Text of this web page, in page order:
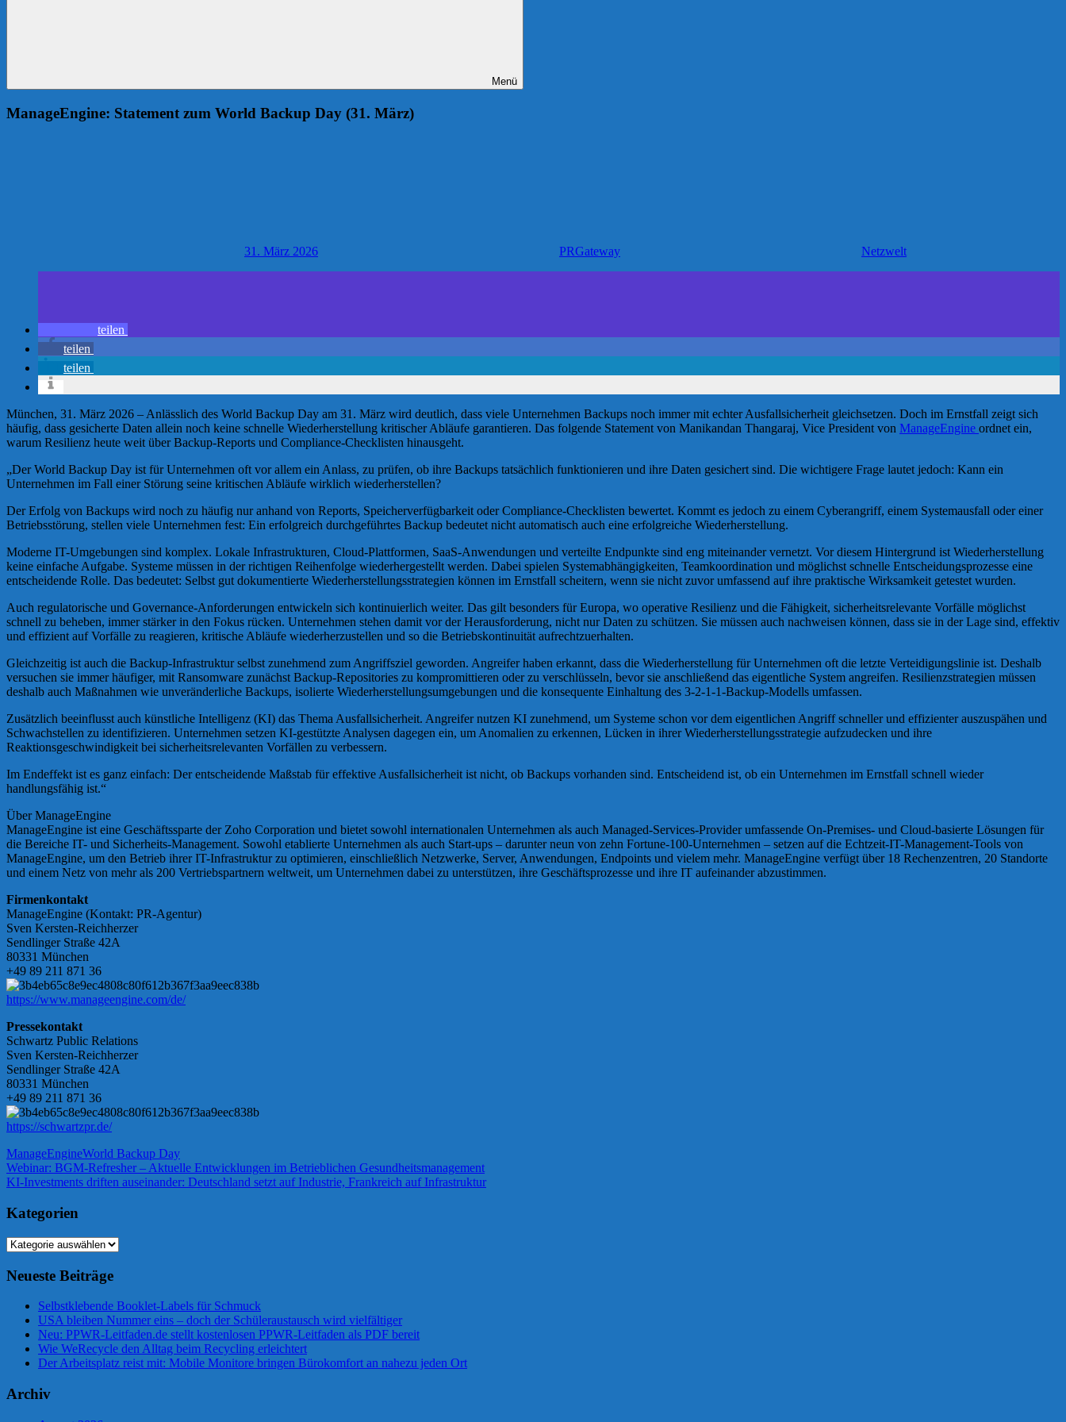
Menü
ManageEngine: Statement zum World Backup Day (31. März)
31. März 2026 PRGateway Netzwelt
teilen
teilen
teilen
München, 31. März 2026 – Anlässlich des World Backup Day am 31. März wird deutlich, dass viele Unternehmen Backups noch immer mit echter Ausfallsicherheit gleichsetzen. Doch im Ernstfall zeigt sich
häufig, dass gesicherte Daten allein noch keine schnelle Wiederherstellung kritischer Abläufe garantieren. Das folgende Statement von Manikandan Thangaraj, Vice President von ManageEngine ordnet ein,
warum Resilienz heute weit über Backup-Reports und Compliance-Checklisten hinausgeht.
„Der World Backup Day ist für Unternehmen oft vor allem ein Anlass, zu prüfen, ob ihre Backups tatsächlich funktionieren und ihre Daten gesichert sind. Die wichtigere Frage lautet jedoch: Kann ein
Unternehmen im Fall einer Störung seine kritischen Abläufe wirklich wiederherstellen?
Der Erfolg von Backups wird noch zu häufig nur anhand von Reports, Speicherverfügbarkeit oder Compliance-Checklisten bewertet. Kommt es jedoch zu einem Cyberangriff, einem Systemausfall oder einer
Betriebsstörung, stellen viele Unternehmen fest: Ein erfolgreich durchgeführtes Backup bedeutet nicht automatisch auch eine erfolgreiche Wiederherstellung.
Moderne IT-Umgebungen sind komplex. Lokale Infrastrukturen, Cloud-Plattformen, SaaS-Anwendungen und verteilte Endpunkte sind eng miteinander vernetzt. Vor diesem Hintergrund ist Wiederherstellung
keine einfache Aufgabe. Systeme müssen in der richtigen Reihenfolge wiederhergestellt werden. Dabei spielen Systemabhängigkeiten, Teamkoordination und möglichst schnelle Entscheidungsprozesse eine
entscheidende Rolle. Das bedeutet: Selbst gut dokumentierte Wiederherstellungsstrategien können im Ernstfall scheitern, wenn sie nicht zuvor umfassend auf ihre praktische Wirksamkeit getestet wurden.
Auch regulatorische und Governance-Anforderungen entwickeln sich kontinuierlich weiter. Das gilt besonders für Europa, wo operative Resilienz und die Fähigkeit, sicherheitsrelevante Vorfälle möglichst
schnell zu beheben, immer stärker in den Fokus rücken. Unternehmen stehen damit vor der Herausforderung, nicht nur Daten zu schützen. Sie müssen auch nachweisen können, dass sie in der Lage sind, effektiv
und effizient auf Vorfälle zu reagieren, kritische Abläufe wiederherzustellen und so die Betriebskontinuität aufrechtzuerhalten.
Gleichzeitig ist auch die Backup-Infrastruktur selbst zunehmend zum Angriffsziel geworden. Angreifer haben erkannt, dass die Wiederherstellung für Unternehmen oft die letzte Verteidigungslinie ist. Deshalb
versuchen sie immer häufiger, mit Ransomware zunächst Backup-Repositories zu kompromittieren oder zu verschlüsseln, bevor sie anschließend das eigentliche System angreifen. Resilienzstrategien müssen
deshalb auch Maßnahmen wie unveränderliche Backups, isolierte Wiederherstellungsumgebungen und die konsequente Einhaltung des 3-2-1-1-Backup-Modells umfassen.
Zusätzlich beeinflusst auch künstliche Intelligenz (KI) das Thema Ausfallsicherheit. Angreifer nutzen KI zunehmend, um Systeme schon vor dem eigentlichen Angriff schneller und effizienter auszuspähen und
Schwachstellen zu identifizieren. Unternehmen setzen KI-gestützte Analysen dagegen ein, um Anomalien zu erkennen, Lücken in ihrer Wiederherstellungsstrategie aufzudecken und ihre
Reaktionsgeschwindigkeit bei sicherheitsrelevanten Vorfällen zu verbessern.
Im Endeffekt ist es ganz einfach: Der entscheidende Maßstab für effektive Ausfallsicherheit ist nicht, ob Backups vorhanden sind. Entscheidend ist, ob ein Unternehmen im Ernstfall schnell wieder
handlungsfähig ist.“
Über ManageEngine
ManageEngine ist eine Geschäftssparte der Zoho Corporation und bietet sowohl internationalen Unternehmen als auch Managed-Services-Provider umfassende On-Premises- und Cloud-basierte Lösungen für
die Bereiche IT- und Sicherheits-Management. Sowohl etablierte Unternehmen als auch Start-ups – darunter neun von zehn Fortune-100-Unternehmen – setzen auf die Echtzeit-IT-Management-Tools von
ManageEngine, um den Betrieb ihrer IT-Infrastruktur zu optimieren, einschließlich Netzwerke, Server, Anwendungen, Endpoints und vielem mehr. ManageEngine verfügt über 18 Rechenzentren, 20 Standorte
und einem Netz von mehr als 200 Vertriebspartnern weltweit, um Unternehmen dabei zu unterstützen, ihre Geschäftsprozesse und ihre IT aufeinander abzustimmen.
Firmenkontakt
ManageEngine (Kontakt: PR-Agentur)
Sven Kersten-Reichherzer
Sendlinger Straße 42A
80331 München
+49 89 211 871 36
https://www.manageengine.com/de/
Pressekontakt
Schwartz Public Relations
Sven Kersten-Reichherzer
Sendlinger Straße 42A
80331 München
+49 89 211 871 36
https://schwartzpr.de/
ManageEngineWorld Backup Day
Beitragsnavigation
Vorheriger
Beitrag:
Webinar: BGM-Refresher – Aktuelle Entwicklungen im Betrieblichen Gesundheitsmanagement
Nächster
KI-Investments driften auseinander: Deutschland setzt auf Industrie, Frankreich auf Infrastruktur
Kategorien
Kategorien
Neueste Beiträge
Selbstklebende Booklet-Labels für Schmuck
USA bleiben Nummer eins – doch der Schüleraustausch wird vielfältiger
Neu: PPWR-Leitfaden.de stellt kostenlosen PPWR-Leitfaden als PDF bereit
Wie WeRecycle den Alltag beim Recycling erleichtert
Der Arbeitsplatz reist mit: Mobile Monitore bringen Bürokomfort an nahezu jeden Ort
Archiv